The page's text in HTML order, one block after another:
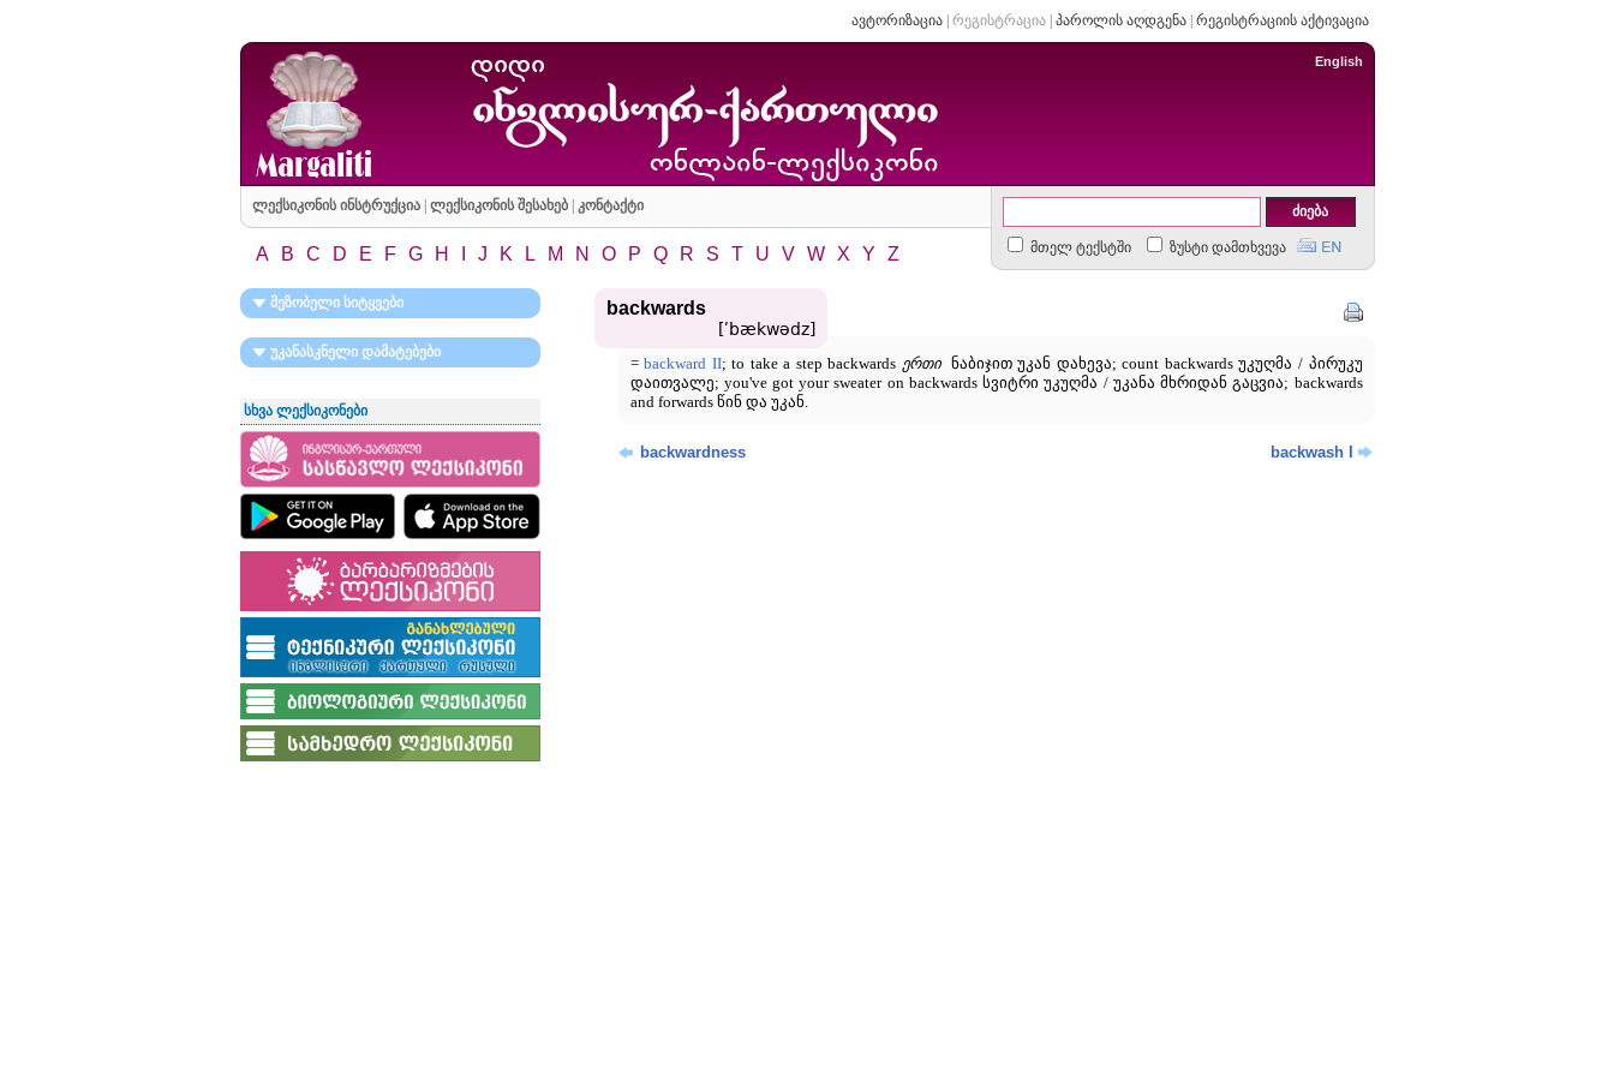
ავტორიზაცია| რეგისტრაცია| პაროლის აღდგენა| რეგისტრაციის აქტივაცია
English
ლექსიკონის ინსტრუქცია| ლექსიკონის შესახებ| კონტაქტი
მთელ ტექსტში ზუსტი დამთხვევა
A B C D E F G H J K L M N O P Q R S T U V W X Y Z
მეზობელი სიტყვები
უკანასკნელი დამატებები
სხვა ლექსიკონები
backwards
[ʹbækwədz]
=backward II; to take a step backwards ერთი ნაბიჯით უკან დახევა; count backwards უკუღმა / პირუკუ
დაითვალე; you've got your sweater on backwards სვიტრი უკუღმა / უკანა მხრიდან გაცვია; backwards
and forwards წინ და უკან.
backwardness backwash I